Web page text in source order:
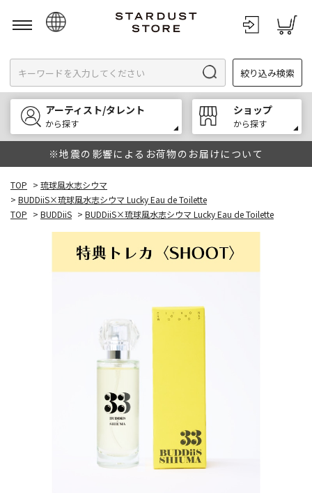
English
한국어
中文
絞り込み検索
アーティスト/タレント
から探す
ショップ
から探す
※地震の影響によるお荷物のお届けについて
TOP > 琉球風水志シウマ
> BUDDiiS×琉球風水志シウマ Lucky Eau de Toilette
TOP > BUDDiiS > BUDDiiS×琉球風水志シウマ Lucky Eau de Toilette